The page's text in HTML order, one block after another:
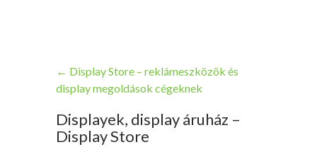
← Display Store – reklámeszközök és
display megoldások cégeknek
Displayek, display áruház –
Display Store